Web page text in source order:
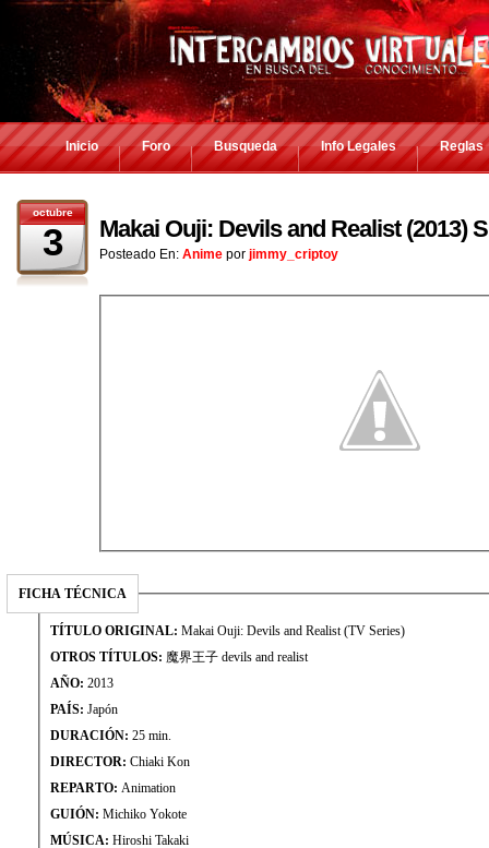
Inicio Foro Busqueda Info Legales Reglas
octubre
3 Makai Ouji: Devils and Realist (2013)
Posteado En: Anime por jimmy_criptoy
FICHA TÉCNICA
TÍTULO ORIGINAL: Makai Ouji: Devils and Realist (TV Series)
OTROS TÍTULOS: 魔界王子 devils and realist
AÑO: 2013
PAÍS: Japón
DURACIÓN: 25 min.
DIRECTOR: Chiaki Kon
REPARTO: Animation
GUIÓN: Michiko Yokote
MÚSICA: Hiroshi Takaki